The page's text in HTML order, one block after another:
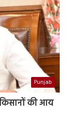
Punjab
की आय